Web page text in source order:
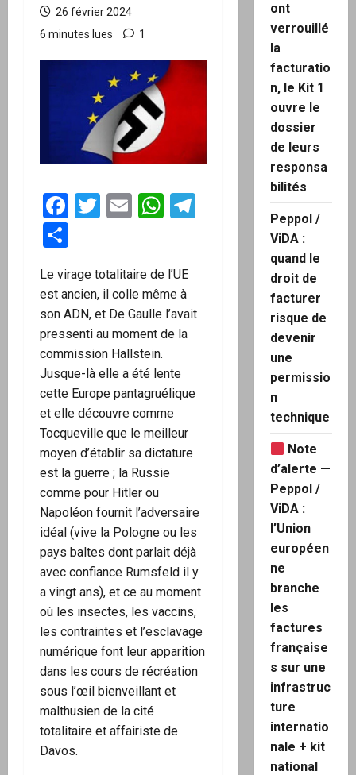
26 février 2024
6 minutes lues
1
Facebook
Twitter
EmailWhatsApp
Telegram
Le virage totalitaire de l’UE
est ancien, il colle même à
son ADN, et De Gaulle l’avait
pressenti au moment de la
commission Hallstein.
Jusque-là elle a été lente
cette Europe pantagruélique
et elle découvre comme
Tocqueville que le meilleur
moyen d’établir sa dictature
est la guerre ; la Russie
comme pour Hitler ou
Napoléon fournit l’adversaire
idéal (vive la Pologne ou les
pays baltes dont parlait déjà
avec confiance Rumsfeld il y
a vingt ans), et ce au moment
où les insectes, les vaccins,
les contraintes et l’esclavage
numérique font leur apparition
dans les cours de récréation
sous l’œil bienveillant et
malthusien de la cité
totalitaire et affairiste de
Davos.
ont
verrouillé
la
facturatio
n, le Kit 1
ouvre le
dossier
de leurs
responsa
bilités
Peppol /
ViDA :
quand le
droit de
facturer
risque de
devenir
une
permissio
n
technique
Note
d’alerte —
Peppol /
ViDA :
l’Union
européen
ne
branche
les
factures
française
s sur une
infrastruc
ture
internatio
nale + kit
national